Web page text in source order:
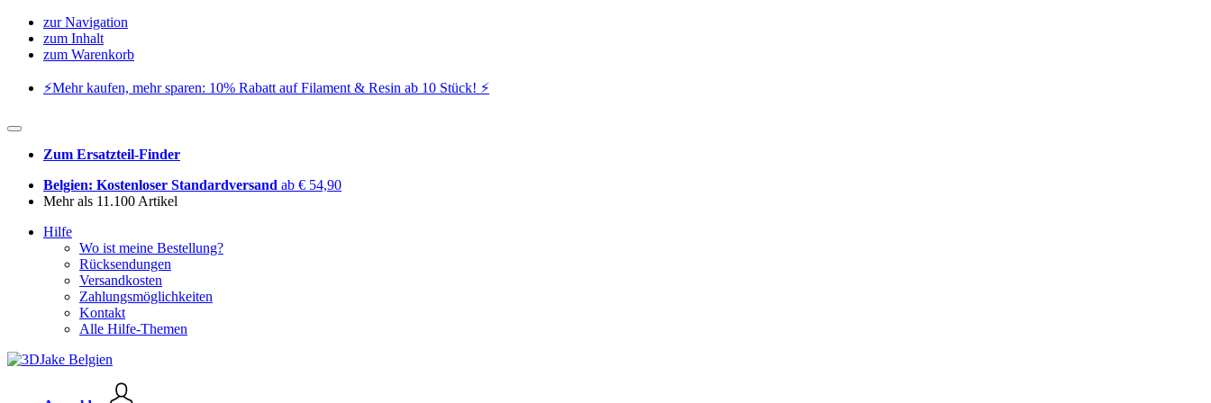
zur Navigation
zum Inhalt
zum Warenkorb
⚡️Mehr kaufen, mehr sparen: 10% Rabatt auf Filament & Resin ab 10 Stück! ⚡️
Zum Ersatzteil-Finder
Belgien: Kostenloser Standardversand ab € 54,90
Mehr als 11.100 Artikel
Hilfe
Wo ist meine Bestellung?
Rücksendungen
Versandkosten
Zahlungsmöglichkeiten
Kontakt
Alle Hilfe-Themen